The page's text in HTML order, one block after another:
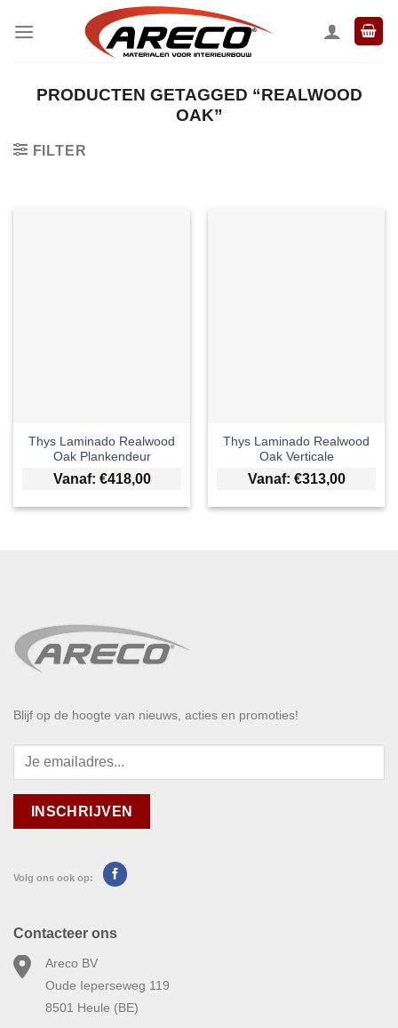
naar
PRODUCTEN GETAGGED “REALWOOD
OAK”
FILTER
Thys Laminado Realwood
Oak Plankendeur
Vanaf: €418,00
Thys Laminado Realwood
Oak Verticale
Vanaf: €313,00
Blijf op de hoogte van nieuws, acties en promoties!
Volg ons ook op:
Contacteer ons
Areco BV
Oude Ieperseweg 119
8501 Heule (BE)